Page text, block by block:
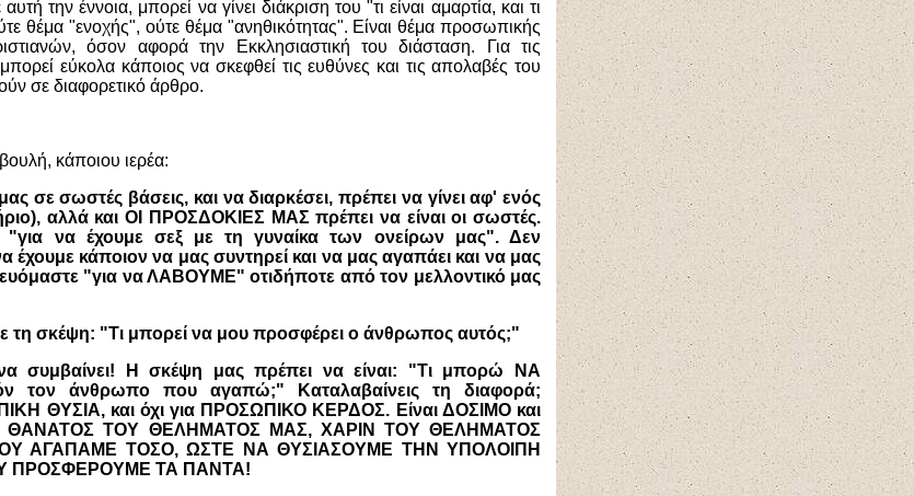
την έννοια, μπορεί να γίνει διάκριση του "τι είναι αμαρτία, και τι
θέμα "ενοχής", ούτε θέμα "ανηθικότητας". Είναι θέμα προσωπικής
όσον αφορά την Εκκλησιαστική του διάσταση. Για τις
μπορεί εύκολα κάποιος να σκεφθεί τις ευθύνες και τις απολαβές του
σε διαφορετικό άρθρο.
κάποιου ιερέα:
σε σωστές βάσεις, και να διαρκέσει, πρέπει να γίνει αφ' ενός
αλλά και ΟΙ ΠΡΟΣΔΟΚΙΕΣ ΜΑΣ πρέπει να είναι οι σωστές.
να έχουμε σεξ με τη γυναίκα των ονείρων μας". Δεν
έχουμε κάποιον να μας συντηρεί και να μας αγαπάει και να μας
"για να ΛΑΒΟΥΜΕ" οτιδήποτε από τον μελλοντικό μας
τη σκέψη: "Τι μπορεί να μου προσφέρει ο άνθρωπος αυτός;"
να συμβαίνει! Η σκέψη μας πρέπει να είναι: "Τι μπορώ ΝΑ
τον άνθρωπο που αγαπώ;" Καταλαβαίνεις τη διαφορά;
ΘΥΣΙΑ, και όχι για ΠΡΟΣΩΠΙΚΟ ΚΕΡΔΟΣ. Είναι ΔΟΣΙΜΟ και
ΘΑΝΑΤΟΣ ΤΟΥ ΘΕΛΗΜΑΤΟΣ ΜΑΣ, ΧΑΡΙΝ ΤΟΥ ΘΕΛΗΜΑΤΟΣ
ΑΓΑΠΑΜΕ ΤΟΣΟ, ΩΣΤΕ ΝΑ ΘΥΣΙΑΣΟΥΜΕ ΤΗΝ ΥΠΟΛΟΙΠΗ
ΠΡΟΣΦΕΡΟΥΜΕ ΤΑ ΠΑΝΤΑ!